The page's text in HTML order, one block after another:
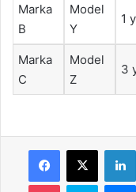
Marka
B
Model
Y
1
Marka
C
Model
Z
3
Facebook
X
Pocket Skype